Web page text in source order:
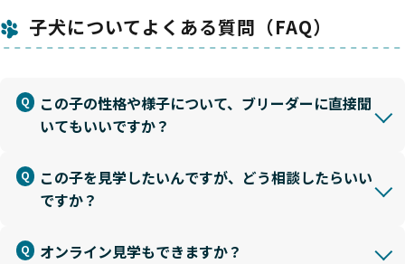
子犬についてよくある質問（FAQ）
この子の性格や様子について、ブリーダーに直接聞
いてもいいですか？
この子を見学したいんですが、どう相談したらいい
ですか？
オンライン見学もできますか？